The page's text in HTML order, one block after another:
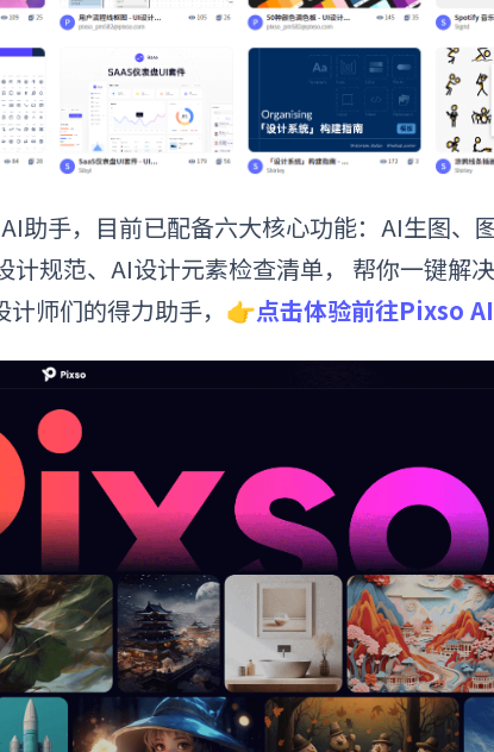
助手，目前已配备六大核心功能：AI生图、
计规范、AI设计元素检查清单， 帮你一键解
师们的得力助手， 👉点击体验前往Pixso AI